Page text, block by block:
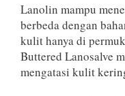
Lanolin mampu
berbeda dengan
kulit hanya di
Buttered Lanosalve
mengatasi kulit